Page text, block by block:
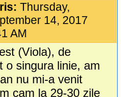
Thursday,
14, 2017
AM
(Viola), de
o singura linie, am
nu mi-a venit
cam la 29-30 zile